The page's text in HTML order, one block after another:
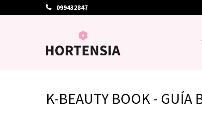
099432847
K-BEAUTY BOOK - GUÍA